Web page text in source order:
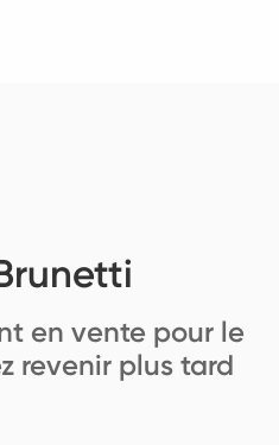
en vente pour le
revenir plus tard